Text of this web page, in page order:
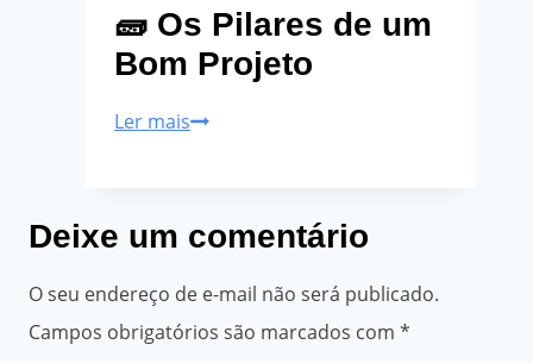
🧱 Os Pilares de um
Bom Projeto
Ler mais🧱
de
Bom
Projeto
Deixe um comentário
O seu endereço de e-mail não será publicado.
Campos obrigatórios são marcados com *